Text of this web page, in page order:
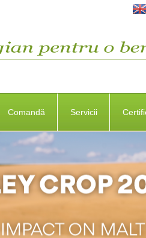
Comandă Servicii